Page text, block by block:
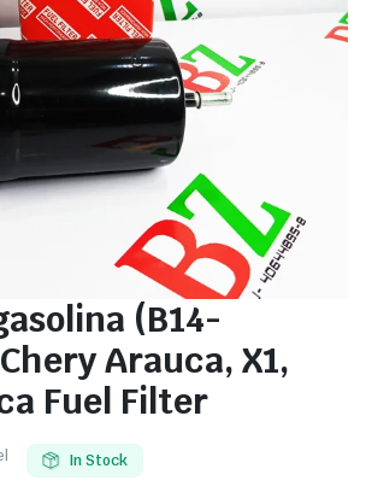
(B14-
Arauca, X1,
Fuel Filter
In Stock